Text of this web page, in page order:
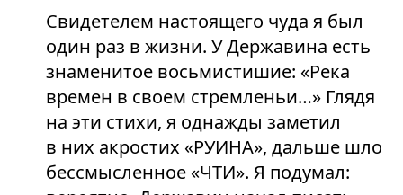
Свидетелем настоящего чуда я был
один раз в жизни. У Державина есть
знаменитое восьмистишие: «Река
времен в своем стремленьи…» Глядя
на эти стихи, я однажды заметил
в них акростих «РУИНА», дальше шло
бессмысленное «ЧТИ». Я подумал: